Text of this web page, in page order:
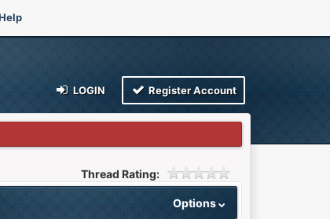
LOGIN Register Account
Thread Rating:
Options